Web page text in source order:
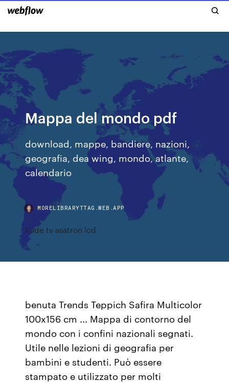
Mappa del mondo pdf
download, mappe, bandiere, nazioni,
geografia, dea wing, mondo, atlante,
calendario
MORELIBRARYTTAG.WEB.APP
Kode tv asatron lcd
benuta Trends Teppich Safira Multicolor
100x156 cm ... Mappa di contorno del
mondo con i confini nazionali segnati.
Utile nelle lezioni di geografia per
bambini e studenti. Può essere
stampato e utilizzato per molti